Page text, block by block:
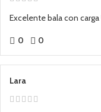
Excelente bala con
0 0
Lara